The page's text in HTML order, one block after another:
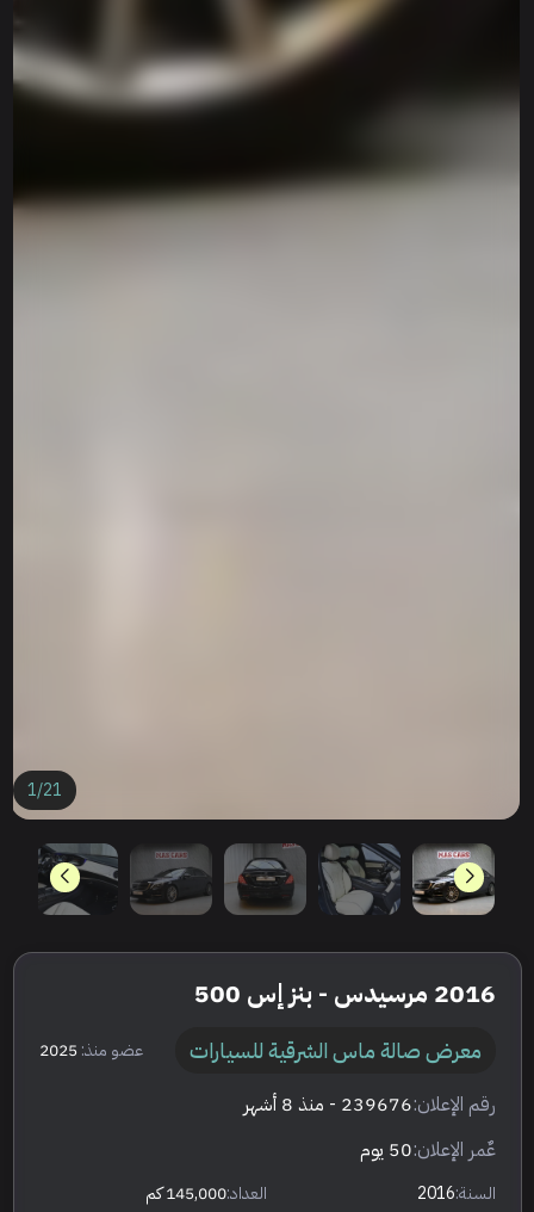
1/21
2016 مرسيدس - بنز إس 500
معرض صالة ماس الشرقية للسيارات عضو منذ:2025
رقم الإعلان:239676 - منذ 8 أشهر
عٌمر الإعلان:50 يوم
السنة:2016 العداد:145,000 كم